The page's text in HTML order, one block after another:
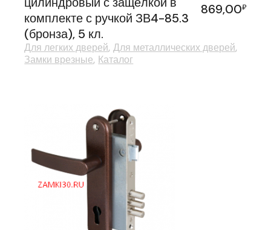
комплекте с ручкой ЗВ4-85.3
(бронза), 5 кл.
869,00₽
Для легких дверей Для металлических дверей
Замки врезные Каталог